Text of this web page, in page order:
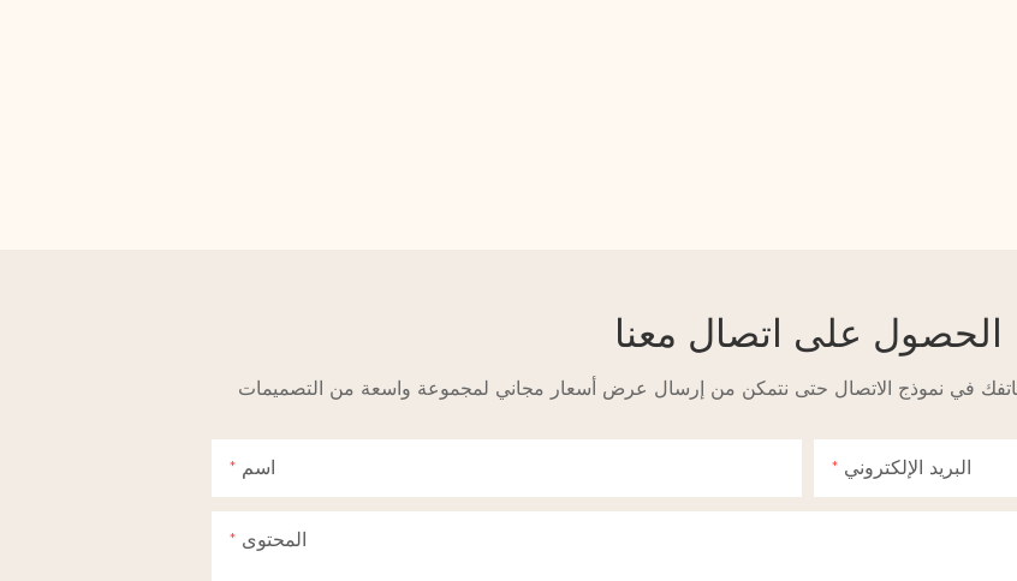
الحصول على اتصال معنا
اسم البريد الإلكتروني
المحتوى